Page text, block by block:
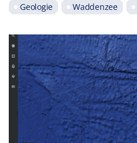
Geologie Waddenzee